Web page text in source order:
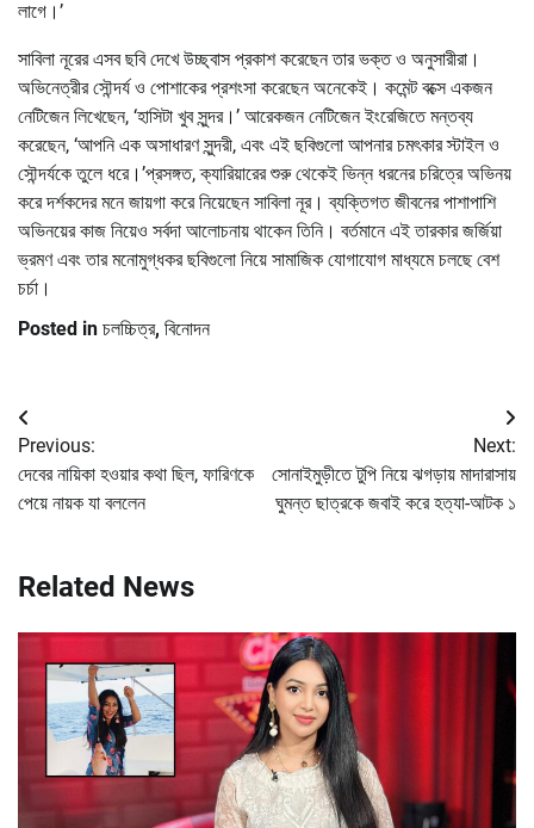
লাগে।’
সাবিলা নূরের এসব ছবি দেখে উচ্ছ্বাস প্রকাশ করেছেন তার ভক্ত ও অনুসারীরা।
অভিনেত্রীর সৌন্দর্য ও পোশাকের প্রশংসা করেছেন অনেকেই। কমেন্ট বক্সে একজন
নেটিজেন লিখেছেন, ‘হাসিটা খুব সুন্দর।’ আরেকজন নেটিজেন ইংরেজিতে মন্তব্য
করেছেন, ‘আপনি এক অসাধারণ সুন্দরী, এবং এই ছবিগুলো আপনার চমৎকার স্টাইল ও
সৌন্দর্যকে তুলে ধরে।’প্রসঙ্গত, ক্যারিয়ারের শুরু থেকেই ভিন্ন ধরনের চরিত্রে অভিনয়
করে দর্শকদের মনে জায়গা করে নিয়েছেন সাবিলা নূর। ব্যক্তিগত জীবনের পাশাপাশি
অভিনয়ের কাজ নিয়েও সর্বদা আলোচনায় থাকেন তিনি। বর্তমানে এই তারকার জর্জিয়া
ভ্রমণ এবং তার মনোমুগ্ধকর ছবিগুলো নিয়ে সামাজিক যোগাযোগ মাধ্যমে চলছে বেশ
চর্চা।
Posted in চলচ্চিত্র, বিনোদন
Post
navigation
Previous:
দেবের নায়িকা হওয়ার কথা ছিল, ফারিণকে
পেয়ে নায়ক যা বললেন
Next:
সোনাইমুড়ীতে টুপি নিয়ে ঝগড়ায় মাদারাসায়
ঘুমন্ত ছাত্রকে জবাই করে হত্যা-আটক ১
Related News